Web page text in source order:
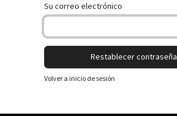
Su correo electrónico
Restablecer contraseña
Volver a inicio de sesión